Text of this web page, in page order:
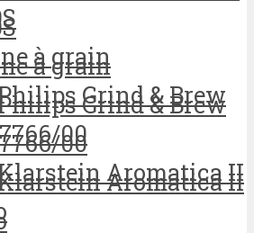
à grain
Grind & Brew
00
Aromatica II
à grain
Grind & Brew
00
Aromatica II